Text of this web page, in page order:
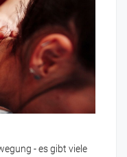
- es gibt viele